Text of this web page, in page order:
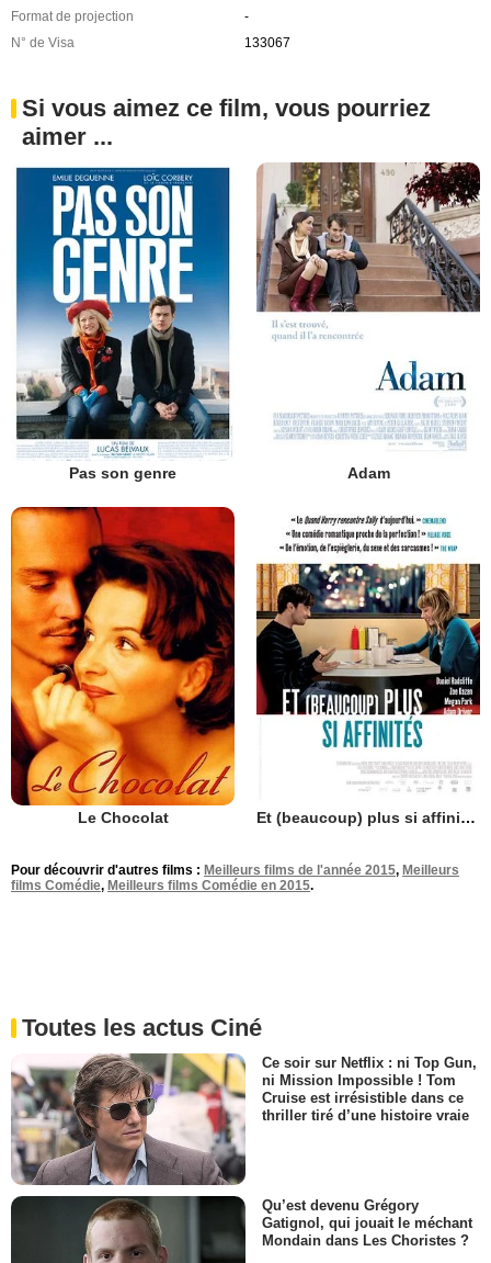
Format de projection
-
N° de Visa
133067
Si vous aimez ce film, vous pourriez
aimer ...
Pas son genre Adam
Le Chocolat Et (beaucoup) plus si affinités
Pour découvrir d'autres films : Meilleurs films de l'année 2015, Meilleurs
films Comédie, Meilleurs films Comédie en 2015.
Toutes les actus Ciné
Ce soir sur Netflix : ni Top Gun,
ni Mission Impossible ! Tom
Cruise est irrésistible dans ce
thriller tiré d’une histoire vraie
Qu’est devenu Grégory
Gatignol, qui jouait le méchant
Mondain dans Les Choristes ?